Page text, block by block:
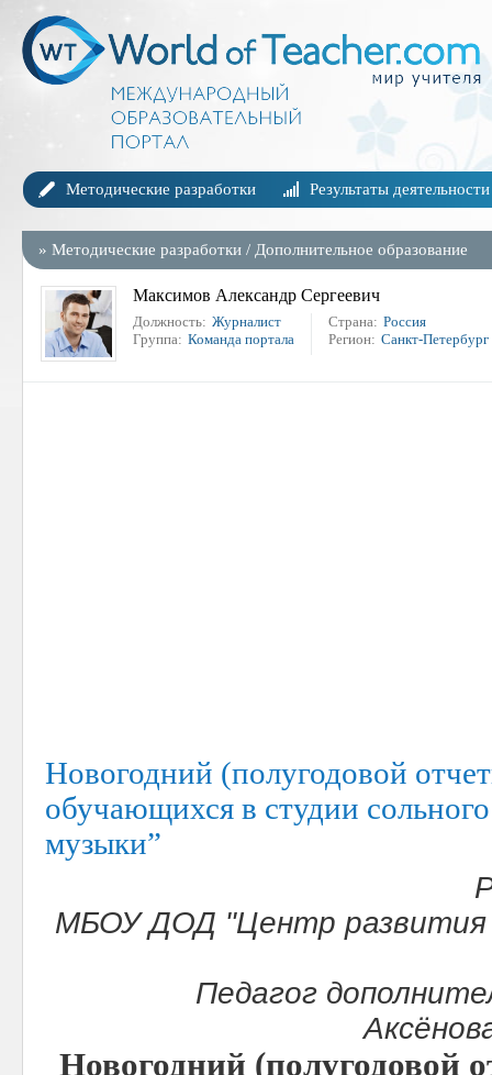
Методические разработки Результаты деятельности
» Методические разработки / Дополнительное образование
Максимов Александр Сергеевич
Должность: Журналист
Группа: Команда портала
Страна: Россия
Регион: Санкт-Петербург
Новогодний (полугодовой
обучающихся в студии
музыки”
МБОУ ДОД "Центр развития
Педагог
Новогодний (полугодовой